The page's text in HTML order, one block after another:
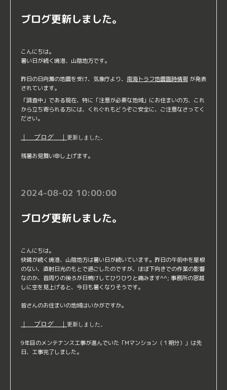
ブログ更新しました。
こんにちは。
暑い日が続く境港、山陰地方です。
昨日の日向灘の地震を受け、気象庁より、 南海トラフ地震臨時情報 が発表
されています。
「調査中」である現在、特に「注意が必要な地域」にお住まいの方、これ
から立ち寄られる方には、くれぐれもどうぞご安全に、ご注意なさってく
ださい。
｜ ブログ ｜ 更新しました。
残暑お見舞い申し上げます。
2024-08-02 10:00:00
ブログ更新しました。
こんにちは。
快晴が続く境港、山陰地方は暑い日が続いています。昨日の午前中を屋根
のない、直射日光のもとで過ごしたのですが、ほぼ下向きでの作業の影響
なのか、首周りの後ろが日焼けしてひりひりと痛みます^^; 事務所の窓越
しに空を見上げると、今日も暑くなりそうです。
皆さんのお住まいの地域はいかがですか。
｜ ブログ ｜ 更新しました。
9年目のメンテナンス工事が進んでいた「Mマンション（１期分）」は先
日、工事完了しました。